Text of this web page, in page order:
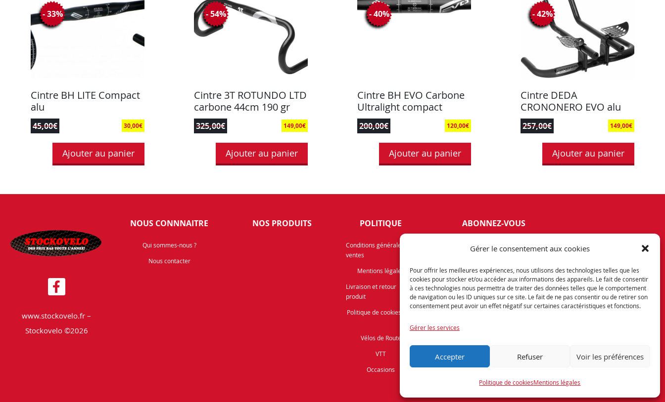
Gérer le consentement aux cookies
Pour offrir les meilleures expériences, nous utilisons des technologies telles que les
cookies pour stocker et/ou accéder aux informations des appareils. Le fait de consentir
à ces technologies nous permettra de traiter des données telles que le comportement
de navigation ou les ID uniques sur ce site. Le fait de ne pas consentir ou de retirer son
consentement peut avoir un effet négatif sur certaines caractéristiques et fonctions.
Gérer les services
Accepter Refuser Voir les préférences
Politique de cookiesMentions légales
Cintre BH LITE Compact
alu
45,00€ 30,00€
- 33%
Ajouter au panier
Cintre 3T ROTUNDO LTD
carbone 44cm 190 gr
325,00€ 149,00€
- 54%
Ajouter au panier
Cintre BH EVO Carbone
Ultralight compact
200,00€ 120,00€
- 40%
Ajouter au panier
Cintre DEDA
CRONONERO EVO alu
257,00€ 149,00€
- 42%
Ajouter au panier
www.stockovelo.fr –
Stockovelo ©2026
NOUS CONNNAITRE
Qui sommes-nous ?
Nous contacter
NOS PRODUITS POLITIQUE
Conditions générales de
ventes
Mentions légales
Livraison et retour
produit
Politique de cookies (UE)
Vélos de Route
VTT
Occasions
ABONNEZ-VOUS
promotions exceptionnelles.
Encore une réalisation